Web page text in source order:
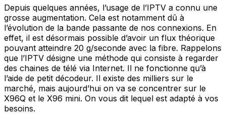
Depuis quelques années, l’usage de l’IPTV a connu une
grosse augmentation. Cela est notamment dû à
l’évolution de la bande passante de nos connexions. En
effet, il est désormais possible d’avoir un flux théorique
pouvant atteindre 20 g/seconde avec la fibre. Rappelons
que l’IPTV désigne une méthode qui consiste à regarder
des chaines de télé via Internet. Il ne fonctionne qu’à
l’aide de petit décodeur. Il existe des milliers sur le
marché, mais aujourd’hui on va se concentrer sur le
X96Q et le X96 mini. On vous dit lequel est adapté à vos
besoins.